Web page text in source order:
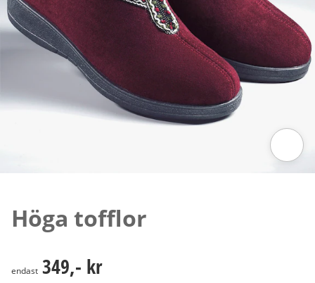
Höga tofflor
349,- kr
endast 349,- kr